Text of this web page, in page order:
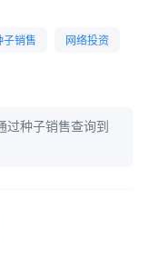
子销售 网络投资
过种子销售查询到